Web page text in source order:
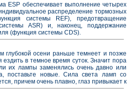
ESP обеспечивает выполнение четырех
распределение тормозных
системы REF), предотвращение
ASR) и, наконец, поддержание
(функция системы CDS).
глубокой осени раньше темнеет и позже
в темное время суток. Значит пора
их лампы заменялись очень давно или
поставьте новые. Сила света ламп со
причем очень плавно, глаз привыкает к